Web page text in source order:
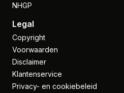
NHGP
Legal
Copyright
Voorwaarden
Disclaimer
Klantenservice
Privacy- en cookiebeleid